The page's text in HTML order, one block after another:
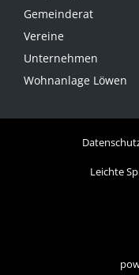
Gemeinderat
Vereine
Unternehmen
Wohnanlage Löwen
Leichte